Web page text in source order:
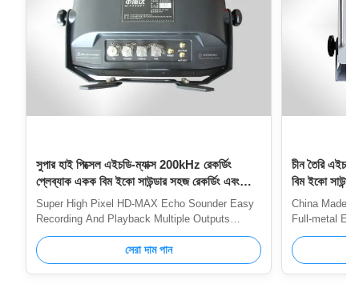
সুপার হাই পিক্সেল এইচডি-ম্যাক্স 200kHz রেকর্ডিং
প্লেব্যাক একক বিম ইকো সাউন্ডার সহজ রেকর্ডিং এবং
প্লেব্যাক একাধিক আউটপুট
Super High Pixel HD-MAX Echo Sounder Easy
Recording And Playback Multiple Outputs
Features Full digital design, easy recording of
analog signals and bathymetric data, easy
playback High signal-to-noise sonar processing
সেরা দাম পান
চীন তৈরি
বিম ইকো
কার্যকর
China Made
Full-metal
Integrating
platform, a
being used